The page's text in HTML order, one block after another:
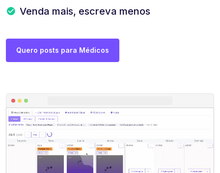
Venda mais, escreva menos
Quero posts para Médicos